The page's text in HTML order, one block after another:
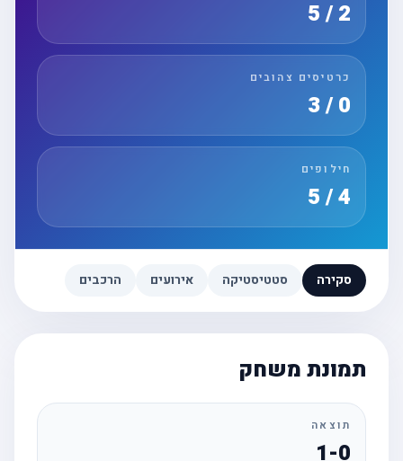
כרטיסים צהובים
חילופים
סקירה סטטיסטיקה אירועים הרכבים
תמונת משחק
תוצאה
1-0